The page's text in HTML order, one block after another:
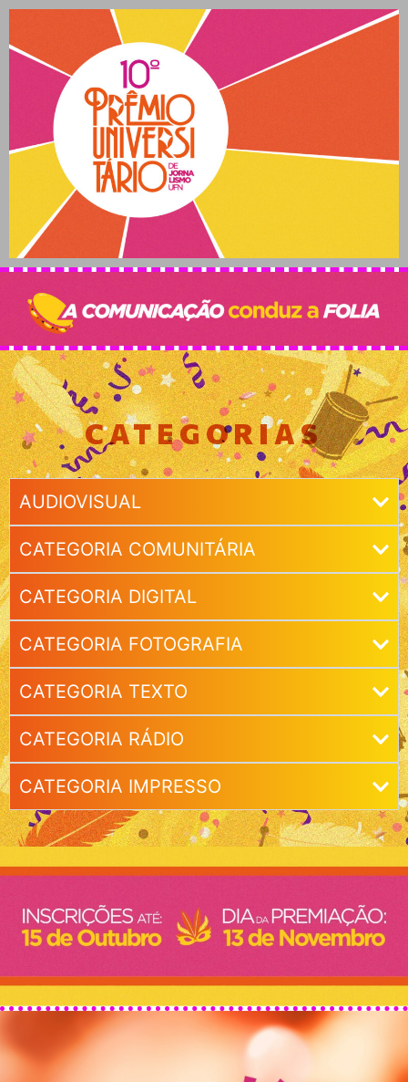
CATEGORIAS
AUDIOVISUAL
CATEGORIA COMUNITÁRIA
CATEGORIA DIGITAL
CATEGORIA FOTOGRAFIA
CATEGORIA TEXTO
CATEGORIA RÁDIO
CATEGORIA IMPRESSO